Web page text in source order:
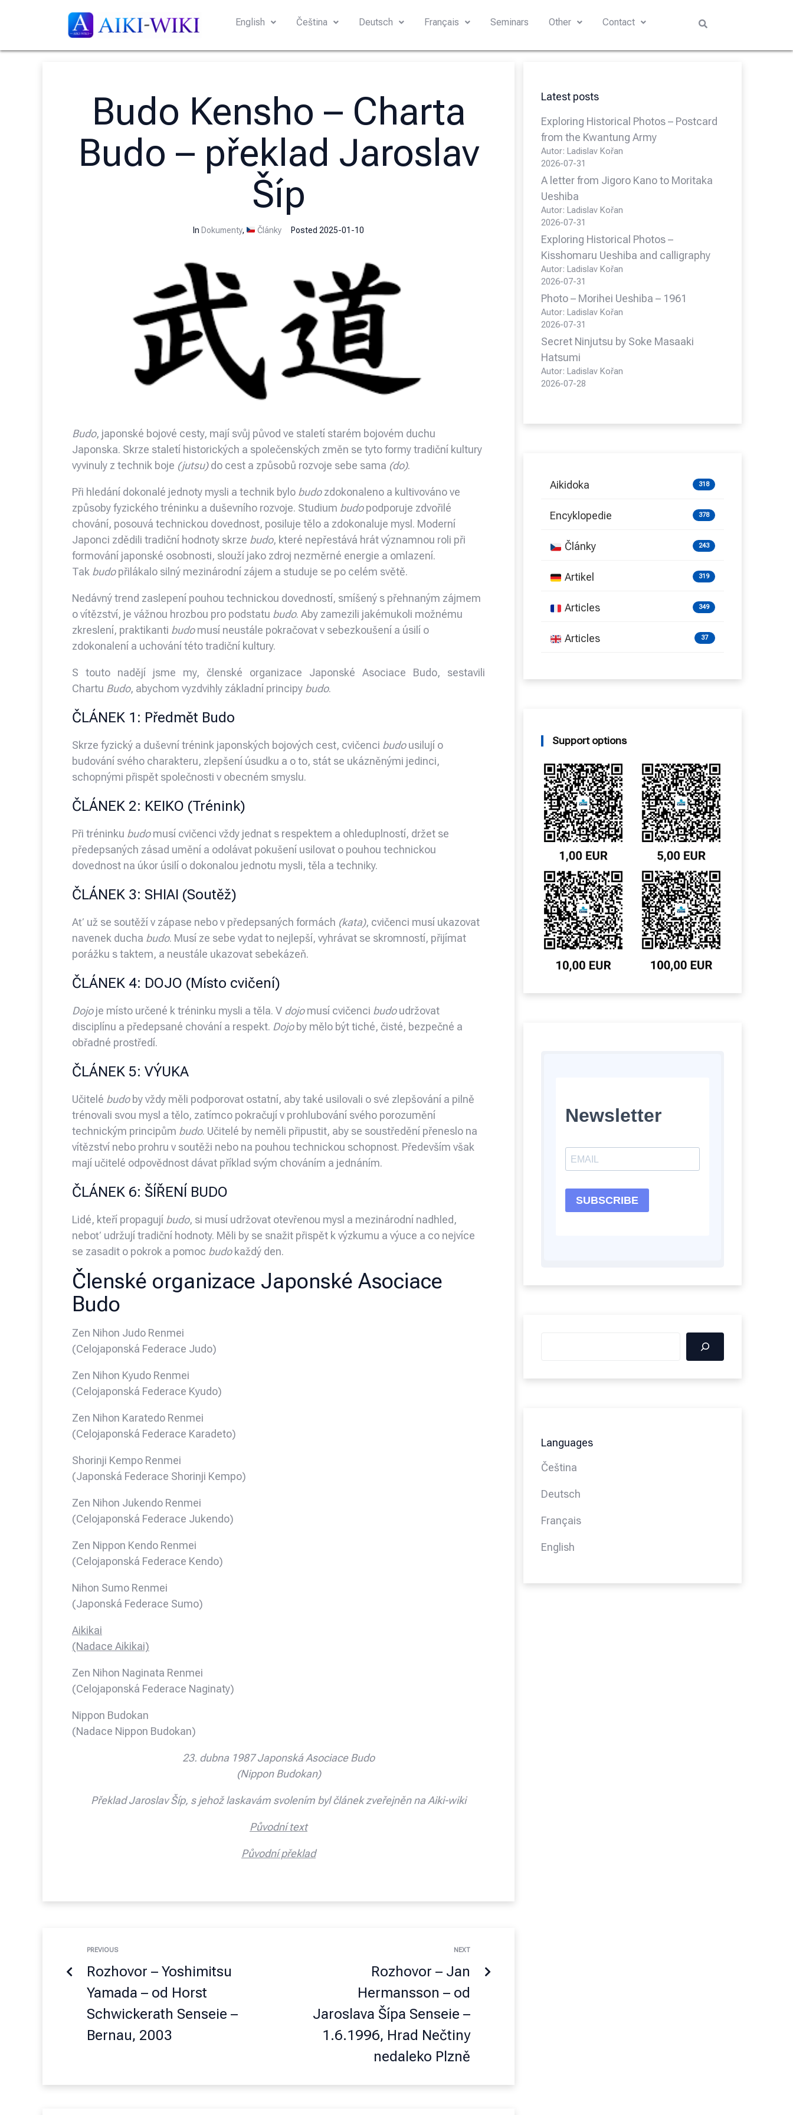
English Čeština Deutsch Français Seminars Other Contact
Budo Kensho – Charta
Budo – překlad Jaroslav
Šíp
In Dokumenty, Články Posted 2025-01-10
Budo, japonské bojové cesty, mají svůj původ ve staletí starém bojovém duchu
Japonska. Skrze staletí historických a společenských změn se tyto formy tradiční kultury
vyvinuly z technik boje (jutsu)do cest a způsobů rozvoje sebe sama (do).
Při hledání dokonalé jednoty mysli a technik bylo budozdokonaleno a kultivováno ve
způsoby fyzického tréninku a duševního rozvoje. Studium budopodporuje zdvořilé
chování, posouvá technickou dovednost, posiluje tělo a zdokonaluje mysl. Moderní
Japonci zdědili tradiční hodnoty skrze budo, které nepřestává hrát významnou roli při
formování japonské osobnosti, slouží jako zdroj nezměrné energie a omlazení.
Tak budopřilákalo silný mezinárodní zájem a studuje se po celém světě.
Nedávný trend zaslepení pouhou technickou dovedností, smíšený s přehnaným zájmem
o vítězství, je vážnou hrozbou pro podstatu budo. Aby zamezili jakémukoli možnému
zkreslení, praktikanti budomusí neustále pokračovat v sebezkoušení a úsilí o
zdokonalení a uchování této tradiční kultury.
S touto nadějí jsme my, členské organizace Japonské Asociace Budo, sestavili
Chartu Budo, abychom vyzdvihly základní principy budo.
ČLÁNEK 1: Předmět Budo
Skrze fyzický a duševní trénink japonských bojových cest, cvičenci budousilují o
budování svého charakteru, zlepšení úsudku a o to, stát se ukázněnými jedinci,
schopnými přispět společnosti v obecném smyslu.
ČLÁNEK 2: KEIKO (Trénink)
Při tréninku budomusí cvičenci vždy jednat s respektem a ohleduplností, držet se
předepsaných zásad umění a odolávat pokušení usilovat o pouhou technickou
dovednost na úkor úsilí o dokonalou jednotu mysli, těla a techniky.
ČLÁNEK 3: SHIAI (Soutěž)
Ať už se soutěží v zápase nebo v předepsaných formách (kata), cvičenci musí ukazovat
navenek ducha budo. Musí ze sebe vydat to nejlepší, vyhrávat se skromností, přijímat
porážku s taktem, a neustále ukazovat sebekázeň.
ČLÁNEK 4: DOJO (Místo cvičení)
Dojoje místo určené k tréninku mysli a těla. V dojomusí cvičenci budoudržovat
disciplínu a předepsané chování a respekt. Dojoby mělo být tiché, čisté, bezpečné a
obřadné prostředí.
ČLÁNEK 5: VÝUKA
Učitelé budoby vždy měli podporovat ostatní, aby také usilovali o své zlepšování a pilně
trénovali svou mysl a tělo, zatímco pokračují v prohlubování svého porozumění
technickým principům budo. Učitelé by neměli připustit, aby se soustředění přeneslo na
vítězství nebo prohru v soutěži nebo na pouhou technickou schopnost. Především však
mají učitelé odpovědnost dávat příklad svým chováním a jednáním.
ČLÁNEK 6: ŠÍŘENÍ BUDO
Lidé, kteří propagují budo, si musí udržovat otevřenou mysl a mezinárodní nadhled,
neboť udržují tradiční hodnoty. Měli by se snažit přispět k výzkumu a výuce a co nejvíce
se zasadit o pokrok a pomoc budokaždý den.
Členské organizace Japonské Asociace
Budo
Zen Nihon Judo Renmei
(Celojaponská Federace Judo)
Zen Nihon Kyudo Renmei
(Celojaponská Federace Kyudo)
Zen Nihon Karatedo Renmei
(Celojaponská Federace Karadeto)
Shorinji Kempo Renmei
(Japonská Federace Shorinji Kempo)
Zen Nihon Jukendo Renmei
(Celojaponská Federace Jukendo)
Zen Nippon Kendo Renmei
(Celojaponská Federace Kendo)
Nihon Sumo Renmei
(Japonská Federace Sumo)
Aikikai
(Nadace Aikikai)
Zen Nihon Naginata Renmei
(Celojaponská Federace Naginaty)
Nippon Budokan
(Nadace Nippon Budokan)
23. dubna 1987 Japonská Asociace Budo
(Nippon Budokan)
Překlad Jaroslav Šíp, s jehož laskavám svolením byl článek zveřejněn na Aiki-wiki
Původní text
Původní překlad
PREVIOUS
Rozhovor – Yoshimitsu
Yamada – od Horst
Schwickerath Senseie –
Bernau, 2003
NEXT
Rozhovor – Jan
Hermansson – od
Jaroslava Šípa Senseie –
1.6.1996, Hrad Nečtiny
nedaleko Plzně
Latest posts
Exploring Historical Photos – Postcard
from the Kwantung Army
Autor: Ladislav Kořan
2026-07-31
A letter from Jigoro Kano to Moritaka
Ueshiba
Autor: Ladislav Kořan
2026-07-31
Exploring Historical Photos –
Kisshomaru Ueshiba and calligraphy
Autor: Ladislav Kořan
2026-07-31
Photo – Morihei Ueshiba – 1961
Autor: Ladislav Kořan
2026-07-31
Secret Ninjutsu by Soke Masaaki
Hatsumi
Autor: Ladislav Kořan
2026-07-28
Aikidoka 318
Encyklopedie 378
Články 243
Artikel 319
Articles 349
Articles 37
Support options
Languages
Čeština
Deutsch
Français
English